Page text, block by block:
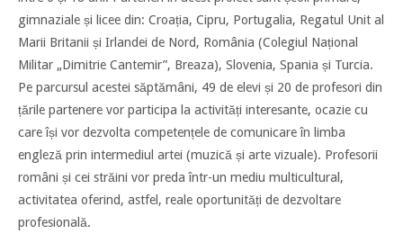
gimnaziale și licee din: Croația, Cipru, Portugalia, Regatul Unit al
Marii Britanii și Irlandei de Nord, România (Colegiul Național
Militar „Dimitrie Cantemir”, Breaza), Slovenia, Spania și Turcia.
Pe parcursul acestei săptămâni, 49 de elevi și 20 de profesori din
țările partenere vor participa la activități interesante, ocazie cu
care își vor dezvolta competențele de comunicare în limba
engleză prin intermediul artei (muzică și arte vizuale). Profesorii
români și cei străini vor preda într-un mediu multicultural,
activitatea oferind, astfel, reale oportunități de dezvoltare
profesională.